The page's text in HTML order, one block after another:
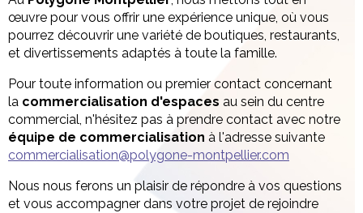
œuvre pour vous offrir une expérience unique, où vous
pourrez découvrir une variété de boutiques, restaurants,
et divertissements adaptés à toute la famille.
Pour toute information ou premier contact concernant
la commercialisation d'espaces au sein du centre
commercial, n'hésitez pas à prendre contact avec notre
équipe de commercialisation à l'adresse suivante
commercialisation@polygone-montpellier.com
Nous nous ferons un plaisir de répondre à vos questions
et vous accompagner dans votre projet de rejoindre